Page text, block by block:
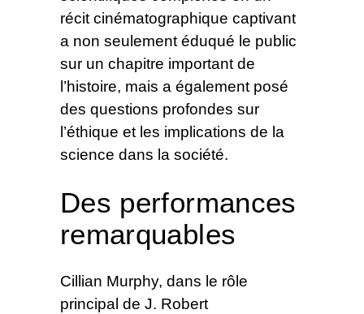
récit cinématographique captivant
a non seulement éduqué le public
sur un chapitre important de
l’histoire, mais a également posé
des questions profondes sur
l’éthique et les implications de la
science dans la société.
Des performances
remarquables
Cillian Murphy, dans le rôle
principal de J. Robert